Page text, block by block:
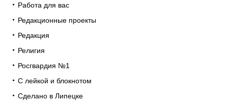
Работа для вас
Редакционные проекты
Редакция
Религия
Росгвардия №1
С лейкой и блокнотом
Сделано в Липецке